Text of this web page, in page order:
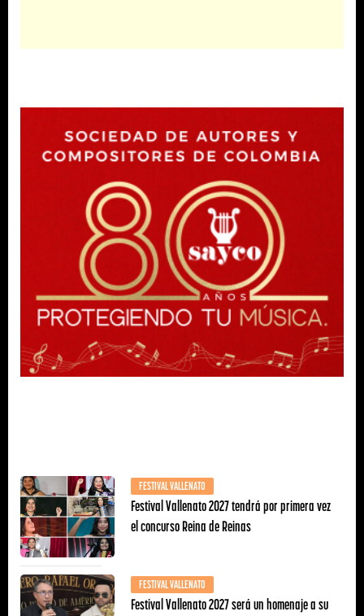
FESTIVAL VALLENATO
Festival Vallenato 2027 tendrá por primera vez
el concurso Reina de Reinas
FESTIVAL VALLENATO
Festival Vallenato 2027 será un homenaje a su